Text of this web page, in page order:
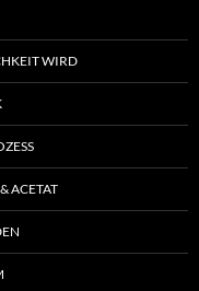
WIRD
ACETAT